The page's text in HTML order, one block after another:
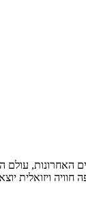
ויזואלית